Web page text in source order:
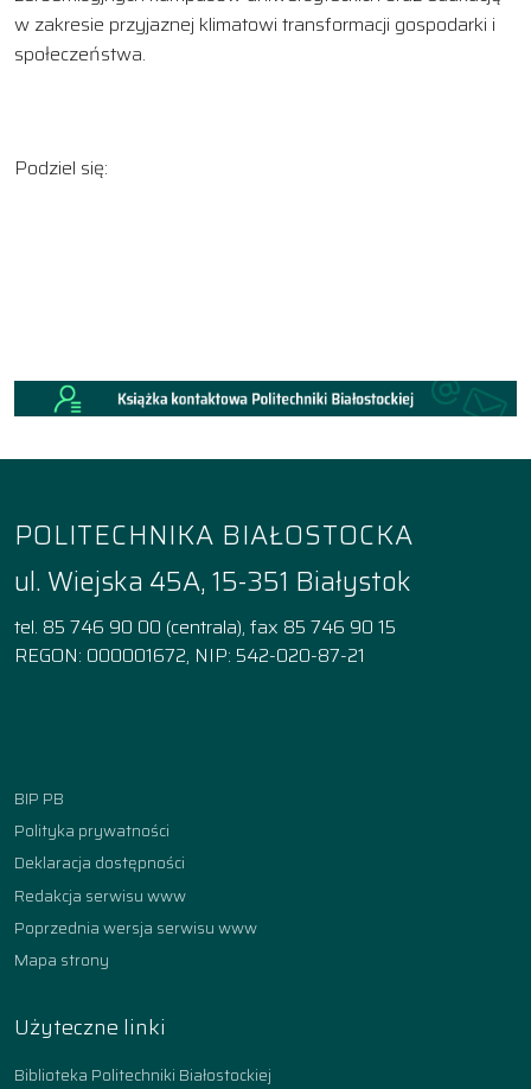
w zakresie przyjaznej klimatowi transformacji gospodarki i
społeczeństwa.
Podziel się:
POLITECHNIKA BIAŁOSTOCKA
ul. Wiejska 45A, 15-351 Białystok
tel. 85 746 90 00 (centrala), fax 85 746 90 15
REGON: 000001672, NIP: 542-020-87-21
BIP PB
Polityka prywatności
Deklaracja dostępności
Redakcja serwisu www
Poprzednia wersja serwisu www
Mapa strony
Użyteczne linki
Biblioteka Politechniki Białostockiej